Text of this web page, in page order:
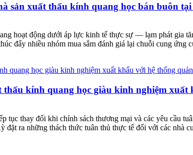
sản xuất thấu kính quang học bán buôn
hoạt động dưới áp lực kinh tế thực sự — lạm phát gia
đẩy nhiều nhóm mua sắm đánh giá lại chuỗi cung ứng
kính quang học giàu kinh nghiệm
tục thay đổi khi chính sách thương mại và các yêu cầu
đặt ra những thách thức tuân thủ thực tế đối với các nhà